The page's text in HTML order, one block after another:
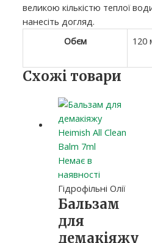
великою кількістю теплої
нанесіть догляд.
Обєм
120
Схожі товари
Немає в
наявності
Гідрофільні Олії
Бальзам
для
демакіяжу